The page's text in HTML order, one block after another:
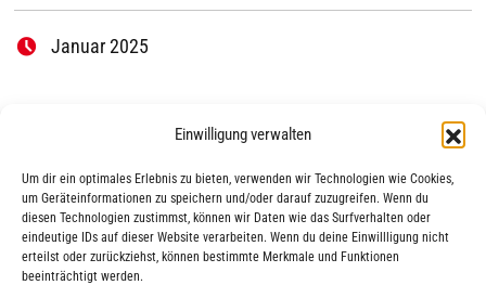
Einwilligung verwalten
Um dir ein optimales Erlebnis zu bieten, verwenden wir Technologien wie Cookies,
um Geräteinformationen zu speichern und/oder darauf zuzugreifen. Wenn du
diesen Technologien zustimmst, können wir Daten wie das Surfverhalten oder
eindeutige IDs auf dieser Website verarbeiten. Wenn du deine Einwillligung nicht
erteilst oder zurückziehst, können bestimmte Merkmale und Funktionen
beeinträchtigt werden.
Januar 2025
Impressum | Datenschutz | © 2025 AWO Ausbildung